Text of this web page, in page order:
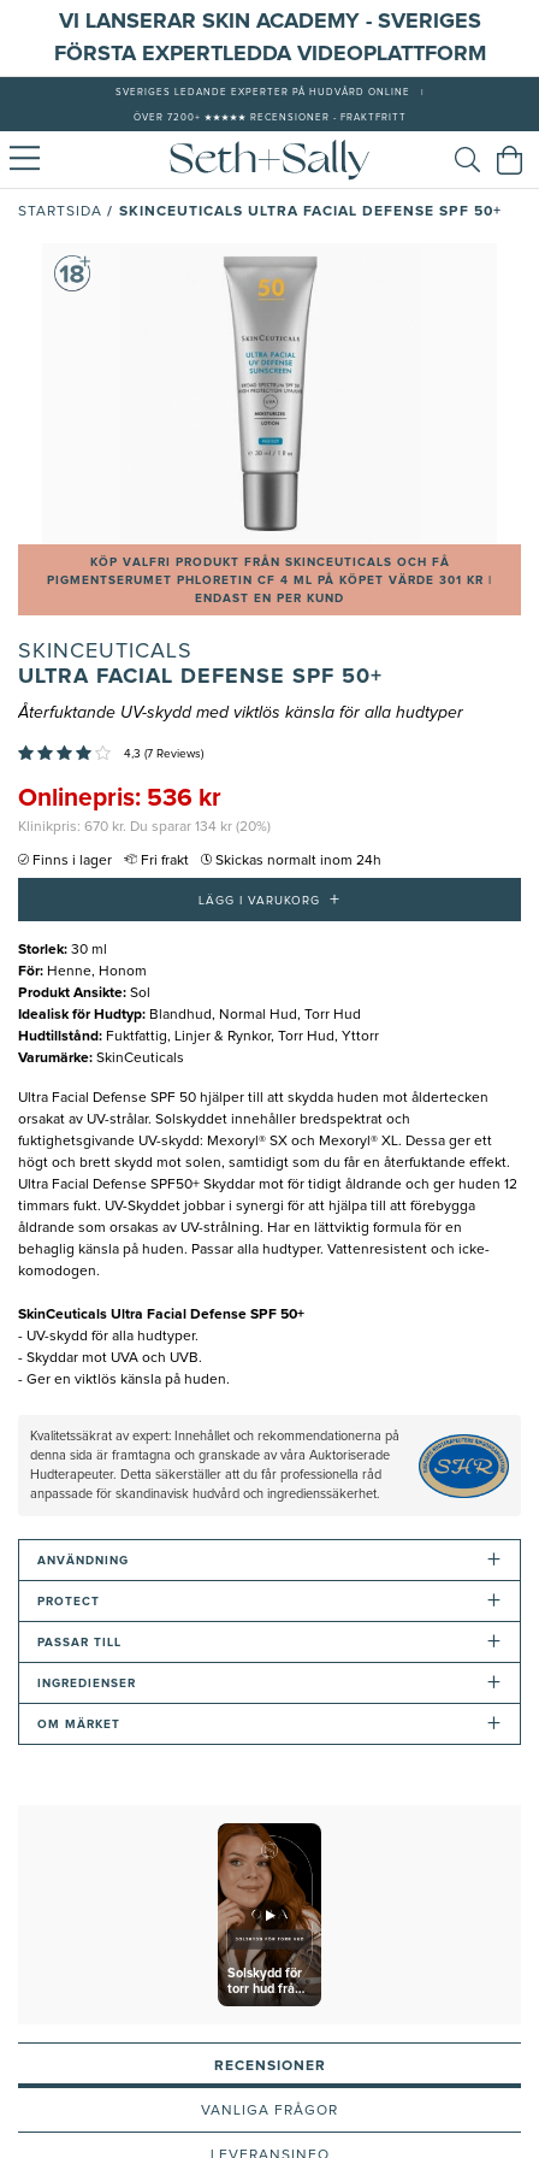
VI LANSERAR SKIN ACADEMY - SVERIGES
FÖRSTA EXPERTLEDDA VIDEOPLATTFORM
SVERIGES LEDANDE EXPERTER PÅ HUDVÅRD ONLINE
ÖVER 7200+ ★★★★★ RECENSIONER - FRAKTFRITT
STARTSIDA / SKINCEUTICALS ULTRA FACIAL DEFENSE SPF 50+
KÖP VALFRI PRODUKT FRÅN SKINCEUTICALS OCH FÅ
PIGMENTSERUMET PHLORETIN CF 4 ML PÅ KÖPET VÄRDE 301 KR |
ENDAST EN PER KUND
SKINCEUTICALS
ULTRA FACIAL DEFENSE SPF 50+
Återfuktande UV-skydd med viktlös känsla för alla hudtyper
4,3 (7 Reviews)
Onlinepris: 536 kr
Klinikpris: 670 kr. Du sparar 134 kr (20%)
Finns i lager Fri frakt Skickas normalt inom 24h
LÄGG I VARUKORG +
Storlek: 30 ml
För: Henne, Honom
Produkt Ansikte: Sol
Idealisk för Hudtyp: Blandhud, Normal Hud, Torr Hud
Hudtillstånd: Fuktfattig, Linjer & Rynkor, Torr Hud, Yttorr
Varumärke: SkinCeuticals
Ultra Facial Defense SPF 50 hjälper till att skydda huden mot åldertecken
orsakat av UV-strålar. Solskyddet innehåller bredspektrat och
fuktighetsgivande UV-skydd: Mexoryl® SX och Mexoryl® XL. Dessa ger ett
högt och brett skydd mot solen, samtidigt som du får en återfuktande effekt.
Ultra Facial Defense SPF50+ Skyddar mot för tidigt åldrande och ger huden 12
timmars fukt. UV-Skyddet jobbar i synergi för att hjälpa till att förebygga
åldrande som orsakas av UV-strålning. Har en lättviktig formula för en
behaglig känsla på huden. Passar alla hudtyper. Vattenresistent och icke-
komodogen.
SkinCeuticals Ultra Facial Defense SPF 50+
- UV-skydd för alla hudtyper.
- Skyddar mot UVA och UVB.
- Ger en viktlös känsla på huden.
Kvalitetssäkrat av expert: Innehållet och rekommendationerna på
denna sida är framtagna och granskade av våra Auktoriserade
Hudterapeuter. Detta säkerställer att du får professionella råd
anpassade för skandinavisk hudvård och ingredienssäkerhet.
ANVÄNDNING +
PROTECT +
PASSAR TILL +
INGREDIENSER +
OM MÄRKET +
Solskydd för
torr hud från
Skinceuticals
RECENSIONER
VANLIGA FRÅGOR